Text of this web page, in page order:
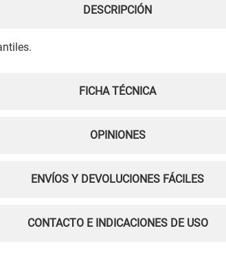
DESCRIPCIÓN
FICHA TÉCNICA
OPINIONES
ENVÍOS Y DEVOLUCIONES FÁCILES
CONTACTO E INDICACIONES DE USO